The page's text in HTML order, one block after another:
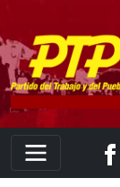
to
content